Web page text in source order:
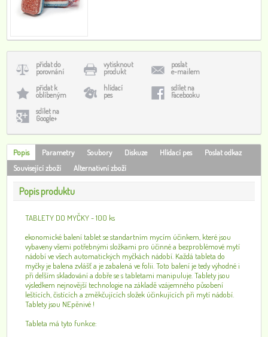
přidat do
porovnání
vytisknout
produkt
poslat
e-mailem
přidat k
oblíbeným
hlídací
pes
sdílet na
Facebooku
sdílet na
Google+
Popis Parametry Soubory Diskuze Hlídací pes
Poslat odkaz
Související zboží
Alternativní zboží
Popis produktu
TABLETY DO MYČKY - 100 ks
ekonomické balení tablet se standartním mycím účinkem, které jsou
vybaveny všemi potřebnými složkami pro účinné a bezproblémové mytí
nádobí ve všech automatických myčkách nádobí. Každá tableta do
myčky je balena zvlášť a je zabalená ve folii. Toto balení je tedy výhodné i
při delším skladování a dobře se s tabletami manipuluje. Tablety jsou
výsledkem nejnovější technologie na základě vzájemného působení
leštících, čistících a změkčujících složek účinkujících při mytí nádobí.
Tablety jsou NEpěnivé !
Tableta má tyto funkce: